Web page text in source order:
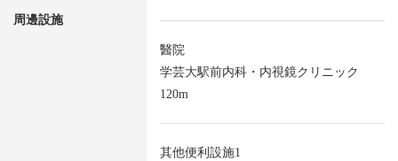
周邊設施
醫院
学芸大駅前内科・内視鏡クリニック
120m
其他便利設施1